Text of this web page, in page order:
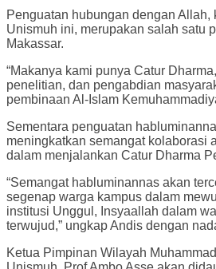
Penguatan hubungan dengan Allah,
Unismuh ini, merupakan salah satu
Makassar.
“Makanya kami punya Catur
penelitian, dan pengabdian
pembinaan Al-Islam
Sementara penguatan
meningkatkan semangat kolaborasi
dalam menjalankan Catur Dharma
“Semangat habluminannas akan
segenap warga kampus dalam
institusi Unggul, Insyaallah dalam
terwujud,” ungkap Andis dengan
Ketua Pimpinan Wilayah